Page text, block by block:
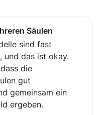
Säulen
sind fast
und das ist okay.
die
gut
gemeinsam ein
ergeben.